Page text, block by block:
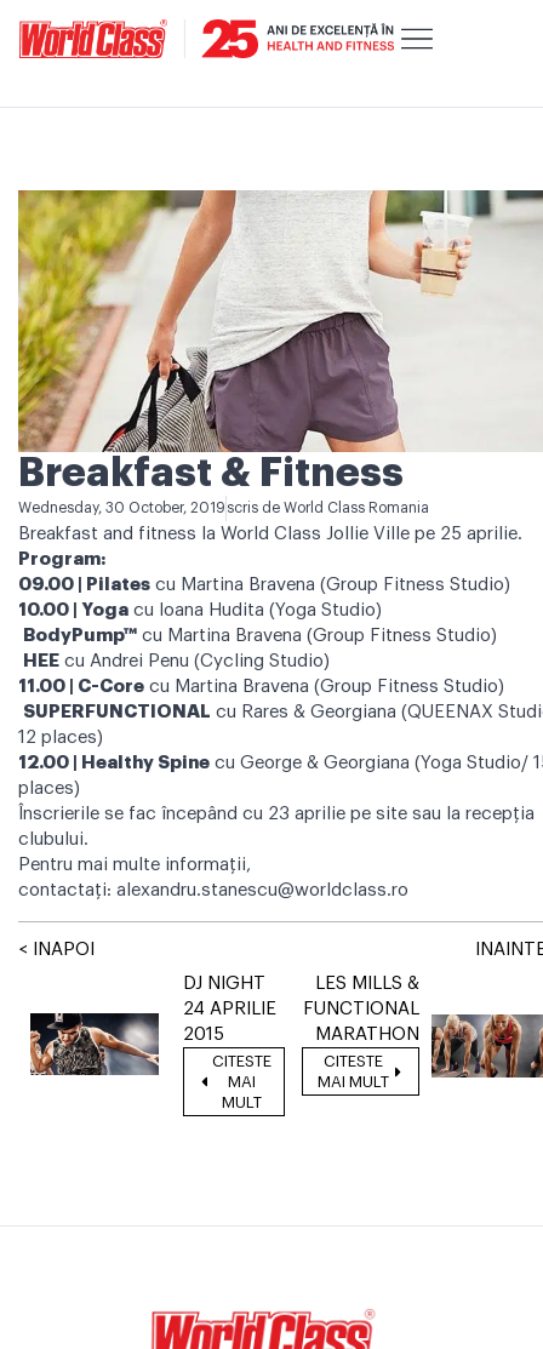
Breakfast & Fitness
Wednesday, 30 October, 2019 scris de World Class Romania
Breakfast and fitness la World Class Jollie Ville pe 25 aprilie.
Program:
09.00 |
Pilates cu Martina Bravena (Group Fitness Studio)
10.00 |
Yoga cu Ioana Hudita (Yoga Studio)
BodyPump™ cu Martina Bravena (Group Fitness Studio)
HEE cu Andrei Penu (Cycling Studio)
11.00 |
C-Core cu Martina Bravena (Group Fitness Studio)
SUPERFUNCTIONAL cu Rares & Georgiana (QUEENAX
12 places)
12.00 |
Healthy Spine cu George & Georgiana (Yoga Studio/
places)
Înscrierile se fac începând cu 23 aprilie pe site sau la recepția
clubului.
Pentru mai multe informații,
contactați: alexandru.stanescu@worldclass.ro
< INAPOI
DJ NIGHT
24 APRILIE
2015
CITESTE
MAI
MULT
LES MILLS &
FUNCTIONAL
MARATHON
CITESTE
MAI MULT